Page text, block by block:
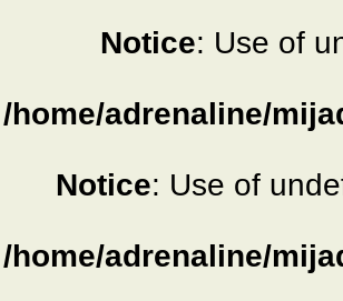
Notice: Use of
/home/adrenaline/
Notice: Use of
/home/adrenaline/